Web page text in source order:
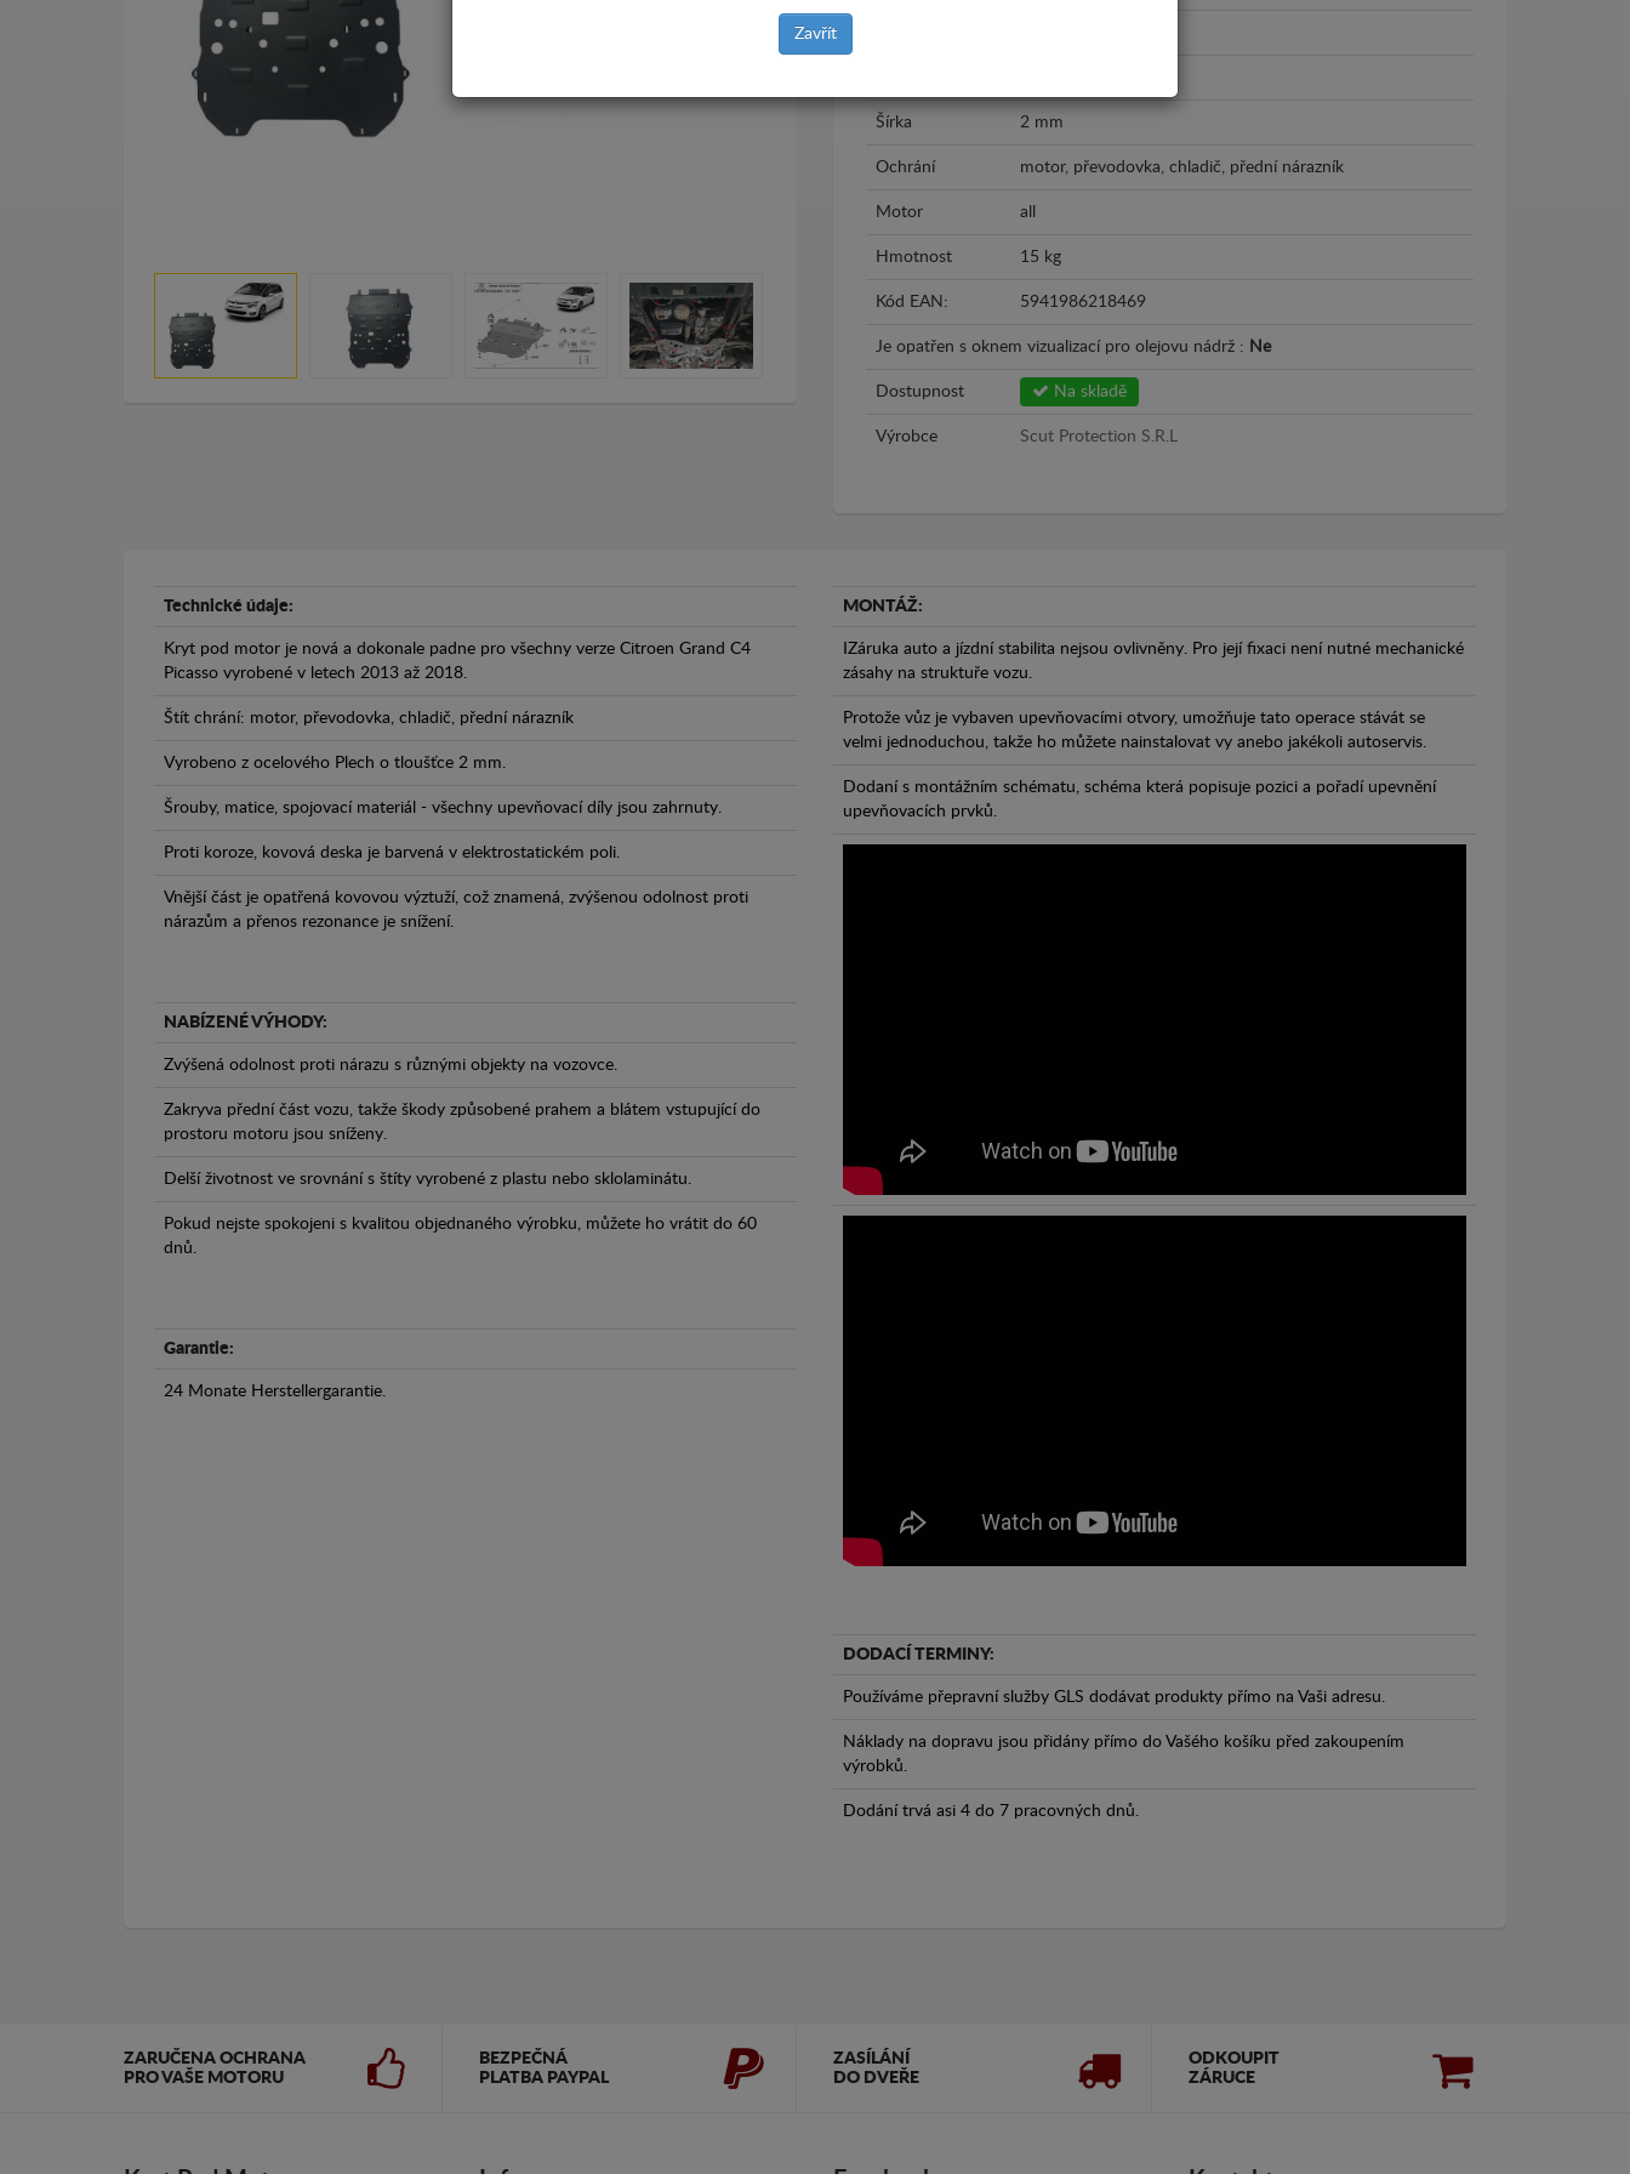
Šírka 2 mm
Ochrání motor, převodovka, chladič, přední nárazník
Motor all
Hmotnost 15 kg
Kód EAN: 5941986218469
Je opatřen s oknem vizualizací pro olejovu nádrž : Ne
Dostupnost Na skladě
Výrobce Scut Protection S.R.L
Technické údaje:
Kryt pod motor je nová a dokonale padne pro všechny verze Citroen Grand C4
Picasso vyrobené v letech 2013 až 2018.
Štít chrání: motor, převodovka, chladič, přední nárazník
Vyrobeno z ocelového Plech o tloušťce 2 mm.
Šrouby, matice, spojovací materiál - všechny upevňovací díly jsou zahrnuty.
Proti koroze, kovová deska je barvená v elektrostatickém poli.
Vnější část je opatřená kovovou výztuží, což znamená, zvýšenou odolnost proti
nárazům a přenos rezonance je snížení.
NABÍZENÉ VÝHODY:
Zvýšená odolnost proti nárazu s různými objekty na vozovce.
Zakryva přední část vozu, takže škody způsobené prahem a blátem vstupující do
prostoru motoru jsou sníženy.
Delší životnost ve srovnání s štíty vyrobené z plastu nebo sklolaminátu.
Pokud nejste spokojeni s kvalitou objednaného výrobku, můžete ho vrátit do 60
dnů.
Garantie:
24 Monate Herstellergarantie.
MONTÁŽ:
IZáruka auto a jízdní stabilita nejsou ovlivněny. Pro její fixaci není nutné mechanické
zásahy na struktuře vozu.
Protože vůz je vybaven upevňovacími otvory, umožňuje tato operace stávát se
velmi jednoduchou, takže ho můžete nainstalovat vy anebo jakékoli autoservis.
Dodaní s montážním schématu, schéma která popisuje pozici a pořadí upevnění
upevňovacích prvků.
DODACÍ TERMINY:
Používáme přepravní služby GLS dodávat produkty přímo na Vaši adresu.
Náklady na dopravu jsou přidány přímo do Vašého košíku před zakoupením
výrobků.
Dodání trvá asi 4 do 7 pracovných dnů.
ZARUČENA OCHRANA
PRO VAŠE MOTORU
BEZPEČNÁ
PLATBA PAYPAL
ZASÍLÁNÍ
DO DVEŘE
ODKOUPIT
ZÁRUCE
Zavřít